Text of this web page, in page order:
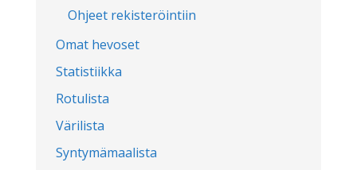
Ohjeet rekisteröintiin
Omat hevoset
Statistiikka
Rotulista
Värilista
Syntymämaalista